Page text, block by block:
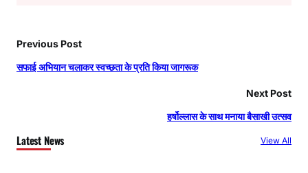
Previous Post
सफाई अभियान चलाकर स्वच्छता के प्रति किया जागरूक
Next Post
हर्षोल्लास के साथ मनाया बैसाखी उत्सव
Latest News View All